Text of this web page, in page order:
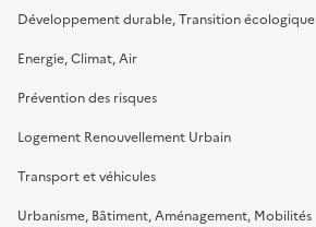
Développement durable, Transition écologique
Energie, Climat, Air
Prévention des risques
Logement Renouvellement Urbain
Transport et véhicules
Urbanisme, Bâtiment, Aménagement, Mobilités